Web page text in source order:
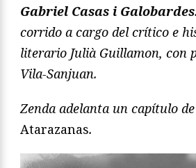
Gabriel Casas i Galobardes
corrido a cargo del crítico e
literario Julià Guillamon, con
Vila-Sanjuan.
Zenda adelanta un capítulo de
Atarazanas.